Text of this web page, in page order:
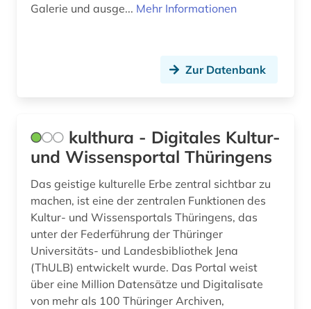
Galerie und ausge... Mehr Informationen
Zur Datenbank
kulthura - Digitales Kultur-
und Wissensportal Thüringens
Das geistige kulturelle Erbe zentral sichtbar zu
machen, ist eine der zentralen Funktionen des
Kultur- und Wissensportals Thüringens, das
unter der Federführung der Thüringer
Universitäts- und Landesbibliothek Jena
(ThULB) entwickelt wurde. Das Portal weist
über eine Million Datensätze und Digitalisate
von mehr als 100 Thüringer Archiven,